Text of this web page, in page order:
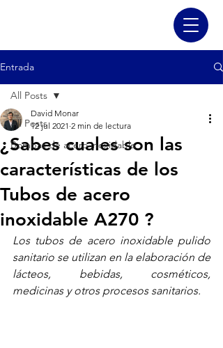
Entrada
All Posts
Bombas de acero inoxidable
All Posts
¿Sabes cuales son las
características de los
Tubos de acero
inoxidable A270 ?
David Monar
12 jul 2021 2 min de lectura
Los tubos de acero inoxidable pulido
sanitario se utilizan en la elaboración de
lácteos, bebidas, cosméticos,
medicinas y otros procesos sanitarios.